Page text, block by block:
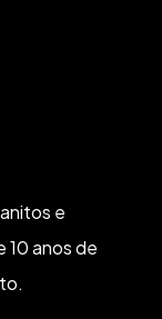
e
10 anos de